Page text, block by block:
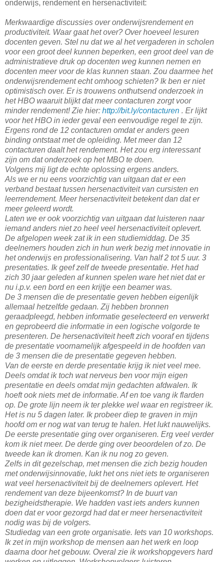
onderwijs, rendement en hersenactiviteit:
Merkwaardige discussies over onderwijsrendement en
productiviteit. Waar gaat het over? Over hoeveel lesuren
docenten geven. Stel nu dat we al het vergaderen in scholen
voor een groot deel kunnen beperken, een groot deel van de
administratieve druk op docenten weg kunnen nemen en
docenten meer voor de klas kunnen staan. Zou daarmee het
onderwijsrendement echt omhoog schieten? Ik ben er niet
optimistisch over. Er is trouwens onthutsend onderzoek in
het HBO waaruit blijkt dat meer contacturen zorgt voor
minder rendement! Zie hier: http://bit.ly/contacturen . Er lijkt
voor het HBO in ieder geval een eenvoudige regel te zijn.
Ergens rond de 12 contacturen omdat er anders geen
binding ontstaat met de opleiding. Met meer dan 12
contacturen daalt het rendement. Het zou erg interessant
zijn om dat onderzoek op het MBO te doen.
Volgens mij ligt de echte oplossing ergens anders.
Als we er nu eens voorzichtig van uitgaan dat er een
verband bestaat tussen hersenactiviteit van cursisten en
leerrendement. Meer hersenactiviteit betekent dan dat er
meer geleerd wordt.
Laten we er ook voorzichtig van uitgaan dat luisteren naar
iemand anders niet zo heel veel hersenactiviteit oplevert.
De afgelopen week zat ik in een studiemiddag. De 35
deelnemers houden zich in hun werk bezig met innovatie in
het onderwijs en professionalisering. Van half 2 tot 5 uur. 3
presentaties. Ik geef zelf de tweede presentatie. Het had
zich 30 jaar geleden af kunnen spelen ware het niet dat er
nu i.p.v. een bord en een krijtje een beamer was.
De 3 mensen die de presentatie geven hebben eigenlijk
allemaal hetzelfde gedaan. Zij hebben bronnen
geraadpleegd, hebben informatie geselecteerd en verwerkt
en geprobeerd die informatie in een logische volgorde te
presenteren. De hersenactiviteit heeft zich vooraf en tijdens
de presentatie voornamelijk afgespeeld in de hoofden van
de 3 mensen die de presentatie gegeven hebben.
Van de eerste en derde presentatie krijg ik niet veel mee.
Deels omdat ik toch wat nerveus ben voor mijn eigen
presentatie en deels omdat mijn gedachten afdwalen. Ik
hoeft ook niets met de informatie. Af en toe vang ik flarden
op. De grote lijn neem ik ter plekke wel waar en registreer ik.
Het is nu 5 dagen later. Ik probeer diep te graven in mijn
hoofd om er nog wat van terug te halen. Het lukt nauwelijks.
De eerste presentatie ging over organiseren. Erg veel verder
kom ik niet meer. De derde ging over beoordelen of zo. De
tweede kan ik dromen. Kan ik nu nog zo geven.
Zelfs in dit gezelschap, met mensen die zich bezig houden
met onderwijsinnovatie, lukt het ons niet iets te organiseren
wat veel hersenactiviteit bij de deelnemers oplevert. Het
rendement van deze bijeenkomst? In de buurt van
bezigheidstherapie. We hadden vast iets anders kunnen
doen dat er voor gezorgd had dat er meer hersenactiviteit
nodig was bij de volgers.
Studiedag van een grote organisatie. Iets van 10 workshops.
Ik zet in mijn workshop de mensen aan het werk en loop
daarna door het gebouw. Overal zie ik workshopgevers hard